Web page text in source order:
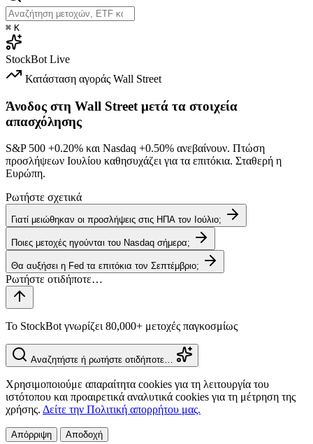
⌘ K
StockBot Live
Κατάσταση αγοράς Wall Street
Άνοδος στη Wall Street μετά τα στοιχεία
απασχόλησης
S&P 500 +0.20% και Nasdaq +0.50% ανεβαίνουν. Πτώση
προσλήψεων Ιουλίου καθησυχάζει για τα επιτόκια. Σταθερή η
Ευρώπη.
Ρωτήστε σχετικά
Γιατί μειώθηκαν οι προσλήψεις στις ΗΠΑ τον Ιούλιο;
Ποιες μετοχές ηγούνται του Nasdaq σήμερα;
Θα αυξήσει η Fed τα επιτόκια τον Σεπτέμβριο;
Το StockBot γνωρίζει 80,000+ μετοχές παγκοσμίως
Αναζητήστε ή ρωτήστε οτιδήποτε…
Χρησιμοποιούμε απαραίτητα cookies για τη λειτουργία του
ιστότοπου και προαιρετικά αναλυτικά cookies για τη μέτρηση της
χρήσης. Δείτε την Πολιτική απορρήτου μας.
Απόρριψη Αποδοχή